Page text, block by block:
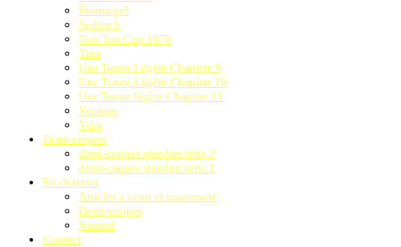
Stormogel
Sudpack
Two Ton Cup 1976
Tina
Une Tonne Légère Chapitre 9
Une Tonne Légère Chapitre 10
Une Tonne légère Chapitre 11
Yeoman
Ydra
Demi-coques
demi-coques standart série 2
demi-coques standart série 1
En chantier
Articles a venir et nouveauté
Demi-coques
Wanted
Contact